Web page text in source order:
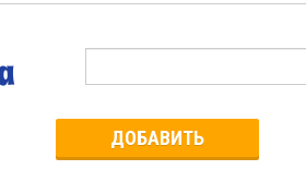
ДОБАВИТЬ